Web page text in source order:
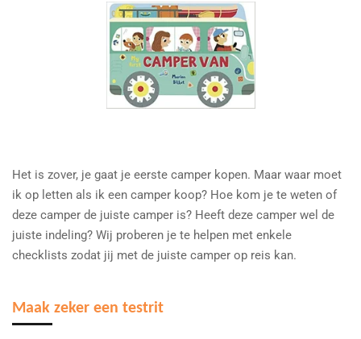
Het is zover, je gaat je eerste camper kopen. Maar waar moet
ik op letten als ik een camper koop? Hoe kom je te weten of
deze camper de juiste camper is? Heeft deze camper wel de
juiste indeling? Wij proberen je te helpen met enkele
checklists zodat jij met de juiste camper op reis kan.
Maak zeker een testrit